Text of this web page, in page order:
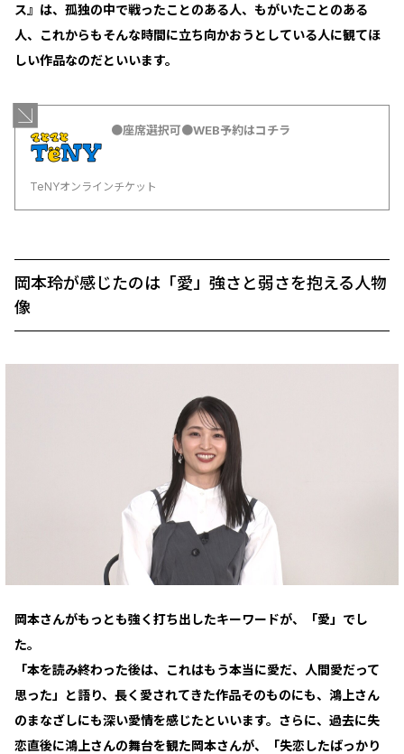
ス』は、孤独の中で戦ったことのある人、もがいたことのある
人、これからもそんな時間に立ち向かおうとしている人に観てほ
しい作品なのだといいます。
●座席選択可●WEB予約はコチラ
TeNYオンラインチケット
岡本玲が感じたのは「愛」――強さと弱さを抱える人物
像
岡本さんがもっとも強く打ち出したキーワードが、「愛」でし
た。
「本を読み終わった後は、これはもう本当に愛だ、人間愛だって
思った」と語り、長く愛されてきた作品そのものにも、鴻上さん
のまなざしにも深い愛情を感じたといいます。さらに、過去に失
恋直後に鴻上さんの舞台を観た岡本さんが、「失恋したばっかり